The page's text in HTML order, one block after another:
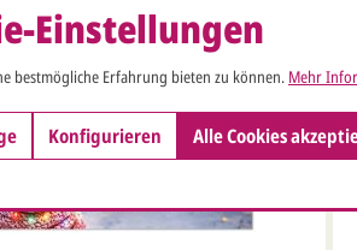
Einstellungen
bestmögliche Erfahrung bieten zu können. Mehr
Konfigurieren Alle Cookies